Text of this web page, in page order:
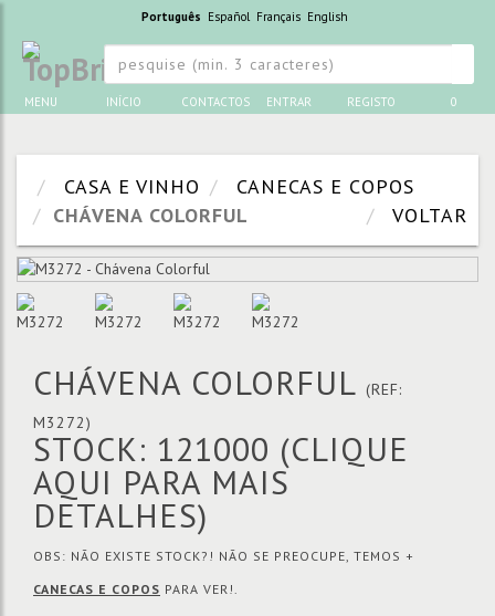
Português Español Français English
MENU INÍCIO CONTACTOS ENTRAR REGISTO 0
CASA E VINHO
CANECAS E COPOS
CHÁVENA COLORFUL
VOLTAR
CHÁVENA COLORFUL (REF:
M3272)
STOCK: 121000 (CLIQUE
AQUI PARA MAIS
DETALHES)
OBS: NÃO EXISTE STOCK?! NÃO SE PREOCUPE, TEMOS +
CANECAS E COPOS PARA VER!.